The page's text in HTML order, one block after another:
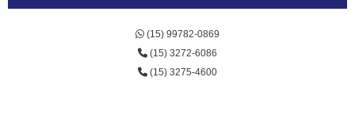
(15) 99782-0869
(15) 3272-6086
(15) 3275-4600